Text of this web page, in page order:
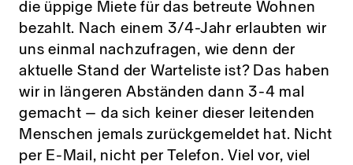
die üppige Miete für das betreute Wohnen
bezahlt. Nach einem 3/4-Jahr erlaubten wir
uns einmal nachzufragen, wie denn der
aktuelle Stand der Warteliste ist? Das haben
wir in längeren Abständen dann 3-4 mal
gemacht – da sich keiner dieser leitenden
Menschen jemals zurückgemeldet hat. Nicht
per E-Mail, nicht per Telefon. Viel vor, viel